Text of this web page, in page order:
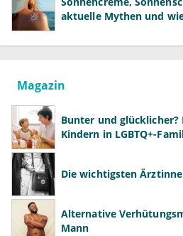
aktuelle Mythen und
Magazin
Bunter und
Kindern in LGBTQ+-
Die wichtigsten
Alternative
Mann